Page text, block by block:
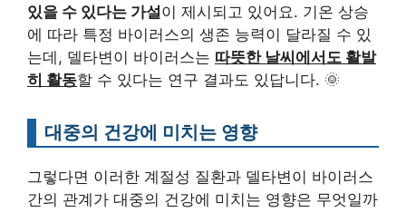
있을 수 있다는 가설이 제시되고 있어요. 기온 상승
에 따라 특정 바이러스의 생존 능력이 달라질 수 있
는데, 델타변이 바이러스는 따뜻한 날씨에서도 활발
히 활동할 수 있다는 연구 결과도 있답니다. 🌞
대중의 건강에 미치는 영향
그렇다면 이러한 계절성 질환과 델타변이 바이러스
간의 관계가 대중의 건강에 미치는 영향은 무엇일까